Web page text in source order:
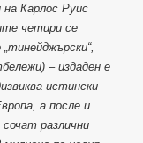
Карлос Руис
четири се
– издаден е
истински
а после и
различни